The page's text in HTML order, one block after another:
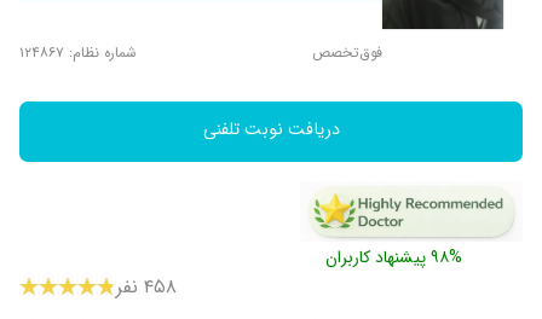
فوق‌تخصص شماره نظام: ۱۲۴۸۶۷
دریافت نوبت تلفنی
۹۸% پیشنهاد کاربران
۴۵۸ نفر